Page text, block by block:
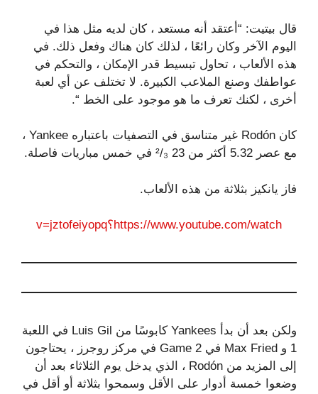
قال بيتيت: “أعتقد أنه مستعد ، كان لديه مثل هذا في
اليوم الآخر وكان رائعًا ، لذلك كان هناك وفعل ذلك. في
هذه الألعاب ، تحاول تبسيط قدر الإمكان ، والتحكم في
عواطفك وصنع الملاعب الكبيرة. لا تختلف عن أي لعبة
أخرى ، لكنك تعرف ما هو موجود على الخط “.
كان Rodón غير متناسق في التصفيات باعتباره Yankee ،
مع عصر 5.32 أكثر من 23 ²/₃ في خمس مباريات فاصلة.
فاز يانكيز بثلاثة من هذه الألعاب.
https://www.youtube.com/watch؟v=jztofeiyopq
ولكن بعد أن بدأ Yankees كابوسًا من Luis Gil في اللعبة
1 و Max Fried في Game 2 في مركز روجرز ، يحتاجون
إلى المزيد من Rodón ، الذي يدخل يوم الثلاثاء بعد أن
وضعوا خمسة أدوار على الأقل وسمحوا بثلاثة أو أقل في